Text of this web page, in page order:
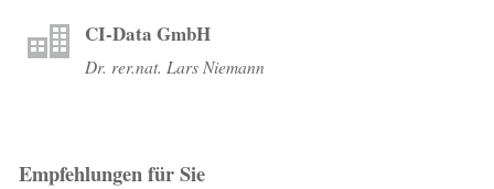
CI-Data GmbH
Dr. rer.nat. Lars Niemann
Empfehlungen für Sie